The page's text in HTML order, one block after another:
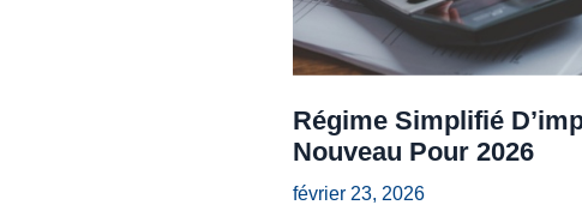
Régime Simplifié
Nouveau Pour 2026
février 23, 2026